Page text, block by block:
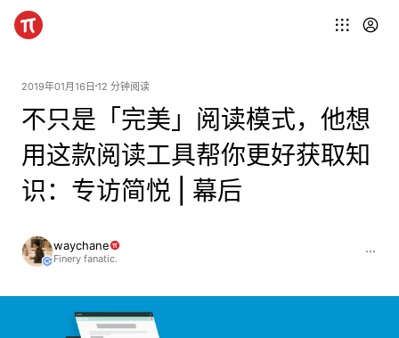
2019年01月16日 12 分钟阅读
不只是「完美」阅读模式，他想
用这款阅读工具帮你更好获取知
识：专访简悦 | 幕后
waychane
Finery fanatic.